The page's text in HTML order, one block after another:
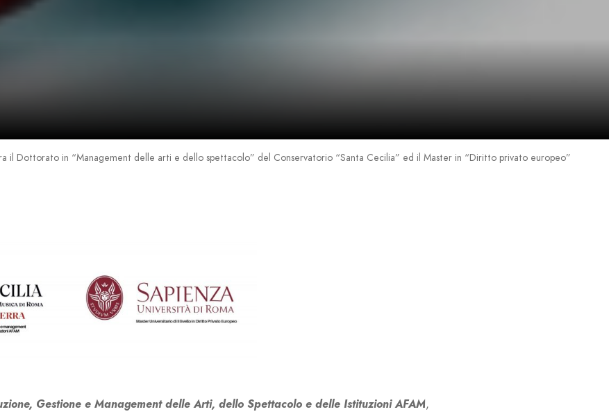
il Dottorato in “Management delle arti e dello spettacolo” del Conservatorio “Santa Cecilia” ed il Master in “Diritto privato europeo”
Gestione e Management delle Arti, dello Spettacolo e delle Istituzioni AFAM,